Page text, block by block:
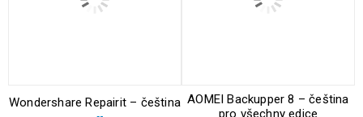
Wondershare Repairit – čeština AOMEI Backupper 8 – čeština
pro všechny edice